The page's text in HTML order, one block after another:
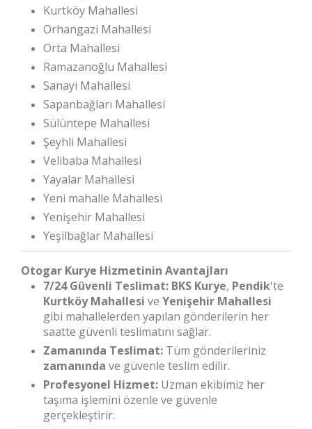
Kurtköy Mahallesi
Orhangazi Mahallesi
Orta Mahallesi
Ramazanoğlu Mahallesi
Sanayi Mahallesi
Sapanbağları Mahallesi
Sülüntepe Mahallesi
Şeyhli Mahallesi
Velibaba Mahallesi
Yayalar Mahallesi
Yeni mahalle Mahallesi
Yenişehir Mahallesi
Yeşilbağlar Mahallesi
Otogar Kurye Hizmetinin Avantajları
7/24 Güvenli Teslimat: BKS Kurye, Pendik'te
Kurtköy Mahallesi ve Yenişehir Mahallesi
gibi mahallelerden yapılan gönderilerin her
saatte güvenli teslimatını sağlar.
Zamanında Teslimat: Tüm gönderileriniz
zamanında ve güvenle teslim edilir.
Profesyonel Hizmet: Uzman ekibimiz her
taşıma işlemini özenle ve güvenle
gerçekleştirir.